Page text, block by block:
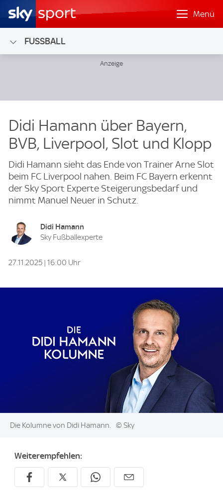
Menü
FUSSBALL
Didi Hamann über Bayern,
BVB, Liverpool, Slot und Klopp
Didi Hamann sieht das Ende von Trainer Arne Slot
beim FC Liverpool nahen. Beim FC Bayern erkennt
der Sky Sport Experte Steigerungsbedarf und
nimmt Manuel Neuer in Schutz.
Didi Hamann
Sky Fußballexperte
27.11.2025 | 16:00 Uhr
Image:
Die Kolumne von Didi Hamann. © Sky
Weiterempfehlen: